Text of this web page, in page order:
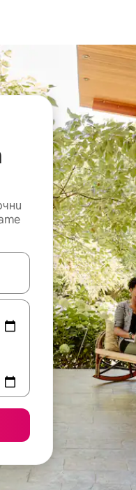
клавишите със